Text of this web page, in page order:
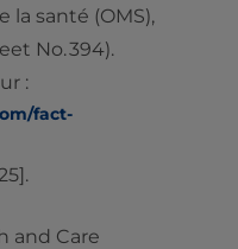
la santé (OMS),
No. 394).
:
fact-
and Care